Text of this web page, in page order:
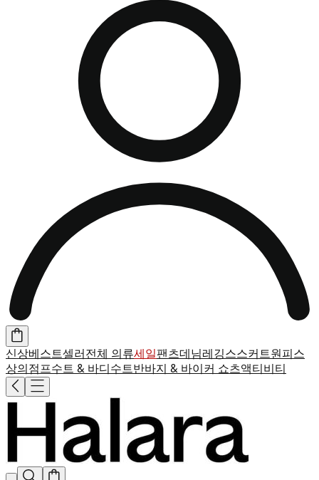
신상베스트셀러전체 의류세일팬츠데님레깅스스커트원피스
상의점프수트 & 바디수트반바지 & 바이커 쇼츠액티비티